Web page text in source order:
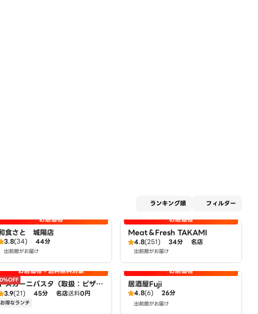
ランキング順 フィルター
お店価格
食さと 城陽店
3.8(34) 44分
出前館がお届け
お店価格
Meat＆Fresh TAKAMI
4.8(251) 34分 名店
出前館がお届け
お店価格＋送料無料対象
スカーニパスタ（取扱：ピザハ
ト宇治小倉店）
3.9(21) 45分 名店送料0円
お得なランチ
お店価格
居酒屋Fuji
4.8(6) 26分
出前館がお届け